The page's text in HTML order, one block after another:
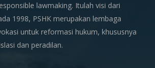
lawmaking. Itulah visi dari
1998, PSHK merupakan lembaga
untuk reformasi hukum, khususnya
dan peradilan.